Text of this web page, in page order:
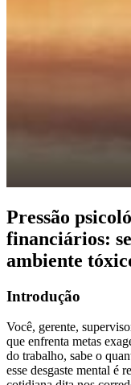
Pressão
financiários:
ambiente
Introdução
Você, gerente,
que enfrenta metas
do trabalho, sabe o
esse desgaste mental é